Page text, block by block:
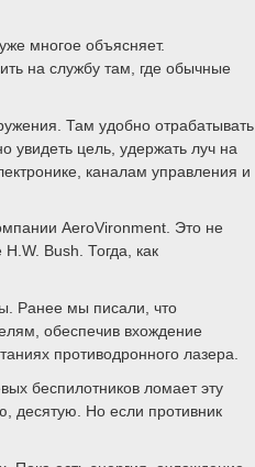
многое объясняет.
на службу там, где обычные
Там удобно отрабатывать
увидеть цель, удержать луч на
каналам управления и
AeroVironment. Это не
Bush. Тогда, как
Ранее мы писали, что
обеспечив вхождение
противодронного лазера.
беспилотников ломает эту
десятую. Но если противник